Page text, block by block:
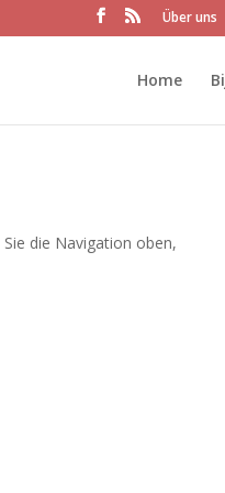
Über uns
Home
die Navigation oben,